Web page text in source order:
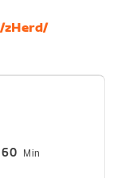
zHerd/
60 Min